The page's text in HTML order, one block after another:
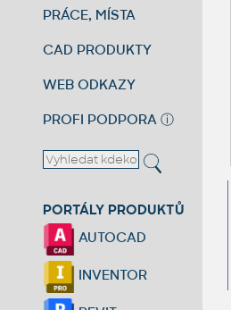
PRÁCE, MÍSTA
CAD PRODUKTY
WEB ODKAZY
PROFI PODPORA ⓘ
PORTÁLY PRODUKTŮ
AUTOCAD
INVENTOR